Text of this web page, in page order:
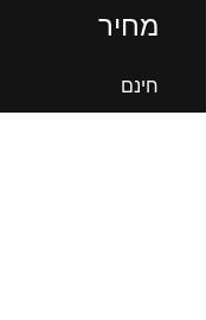
מחיר
חינם